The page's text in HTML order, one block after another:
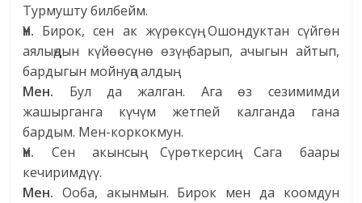
Турмушту билбейм.
Үн. Бирок, сен ак жүрөксүң. Ошондуктан сүйгөн
аялыңдын күйөөсүнө өзүң барып, ачыгын айтып,
бардыгын мойнуңа алдың.
Мен. Бул да жалган. Ага өз сезимимди
жашырганга күчүм жетпей калганда гана
бардым. Мен-коркокмун.
Үн. Сен акынсың. Сүрөткерсиң. Сага баары
кечиримдүү.
Мен.Ооба, акынмын. Бирок мен да коомдун